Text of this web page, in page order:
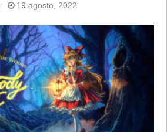
19 agosto, 2022